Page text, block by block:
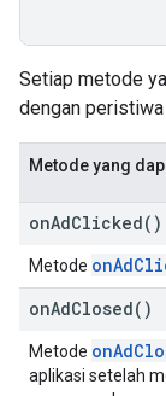
Setiap metode
dengan
Metode yang
onAdClicked( )
Metode
onAdClosed( )
Metode
aplikasi setelah